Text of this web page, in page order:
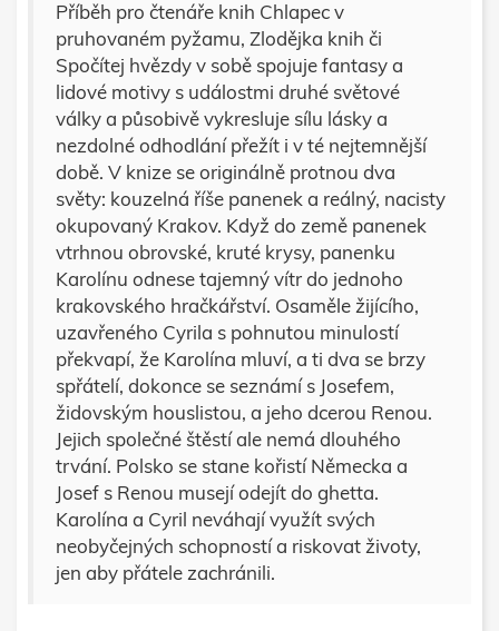
Příběh pro čtenáře knih Chlapec v
pruhovaném pyžamu, Zlodějka knih či
Spočítej hvězdy v sobě spojuje fantasy a
lidové motivy s událostmi druhé světové
války a působivě vykresluje sílu lásky a
nezdolné odhodlání přežít i v té nejtemnější
době. V knize se originálně protnou dva
světy: kouzelná říše panenek a reálný, nacisty
okupovaný Krakov. Když do země panenek
vtrhnou obrovské, kruté krysy, panenku
Karolínu odnese tajemný vítr do jednoho
krakovského hračkářství. Osaměle žijícího,
uzavřeného Cyrila s pohnutou minulostí
překvapí, že Karolína mluví, a ti dva se brzy
spřátelí, dokonce se seznámí s Josefem,
židovským houslistou, a jeho dcerou Renou.
Jejich společné štěstí ale nemá dlouhého
trvání. Polsko se stane kořistí Německa a
Josef s Renou musejí odejít do ghetta.
Karolína a Cyril neváhají využít svých
neobyčejných schopností a riskovat životy,
jen aby přátele zachránili.